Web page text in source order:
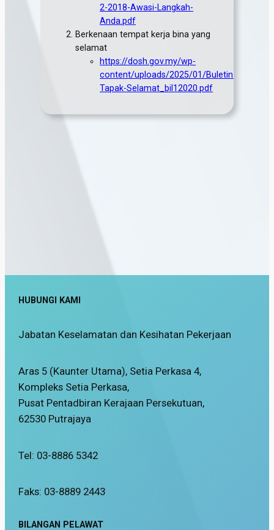
2-2018-Awasi-Langkah-
Anda.pdf
Berkenaan tempat kerja bina yang
selamat
https://dosh.gov.my/wp-
content/uploads/2025/01/Buletin-
Tapak-Selamat_bil12020.pdf
HUBUNGI KAMI
Jabatan Keselamatan dan Kesihatan Pekerjaan
Aras 5 (Kaunter Utama), Setia Perkasa 4,
Kompleks Setia Perkasa,
Pusat Pentadbiran Kerajaan Persekutuan,
62530 Putrajaya
Tel: 03-8886 5342
Faks: 03-8889 2443
BILANGAN PELAWAT